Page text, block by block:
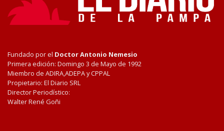
Fundado por el Doctor Antonio Nemesio
Primera edición: Domingo 3 de Mayo de 1992
Miembro de ADIRA,ADEPA y CPPAL
Propietario: El Diario SRL
Director Periodístico:
Walter René Goñi